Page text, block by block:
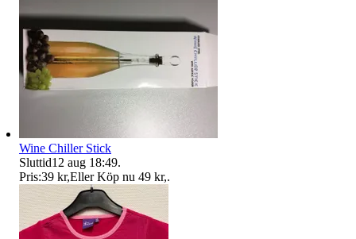
Wine Chiller Stick
Sluttid12 aug 18:49.
Pris:39 kr,Eller Köp nu 49 kr,.